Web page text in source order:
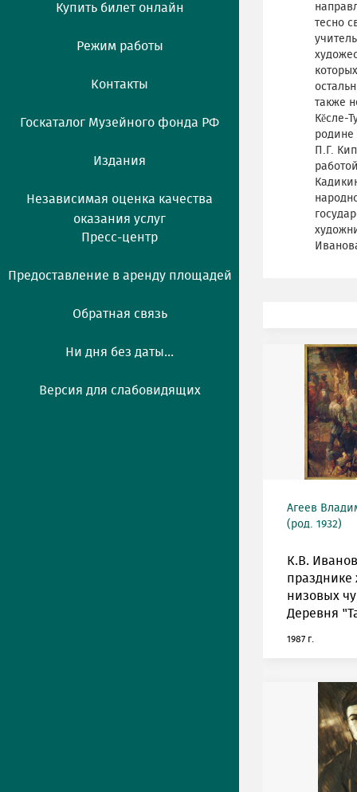
Купить билет онлайн
Режим работы
Контакты
Госкаталог Музейного фонда РФ
Издания
Независимая оценка качества
оказания услуг
Пресс-центр
Предоставление в аренду площадей
Обратная связь
Ни дня без даты...
Версия для слабовидящих
тесно
также
Кĕсле-
родине
П.Г.
Агеев
(род. 1932)
К.В.
празднике
низовых
Деревня
1987 г.